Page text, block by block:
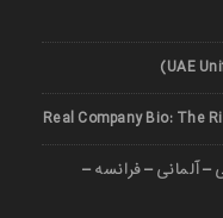
Real Company Bio: The
1403 (انگلیسی – آلمانی – فرانسه –